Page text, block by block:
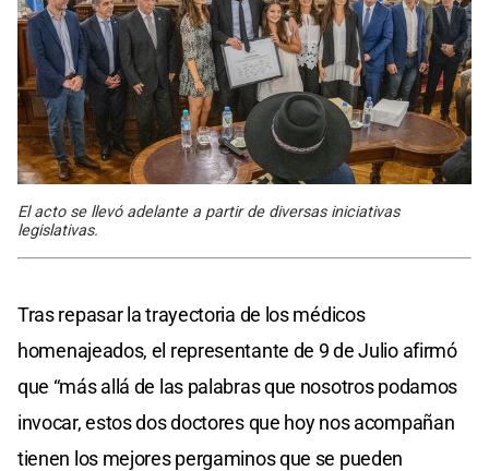
El acto se llevó adelante a partir de diversas iniciativas
legislativas.
Tras repasar la trayectoria de los médicos
homenajeados, el representante de 9 de Julio afirmó
que “más allá de las palabras que nosotros podamos
invocar, estos dos doctores que hoy nos acompañan
tienen los mejores pergaminos que se pueden